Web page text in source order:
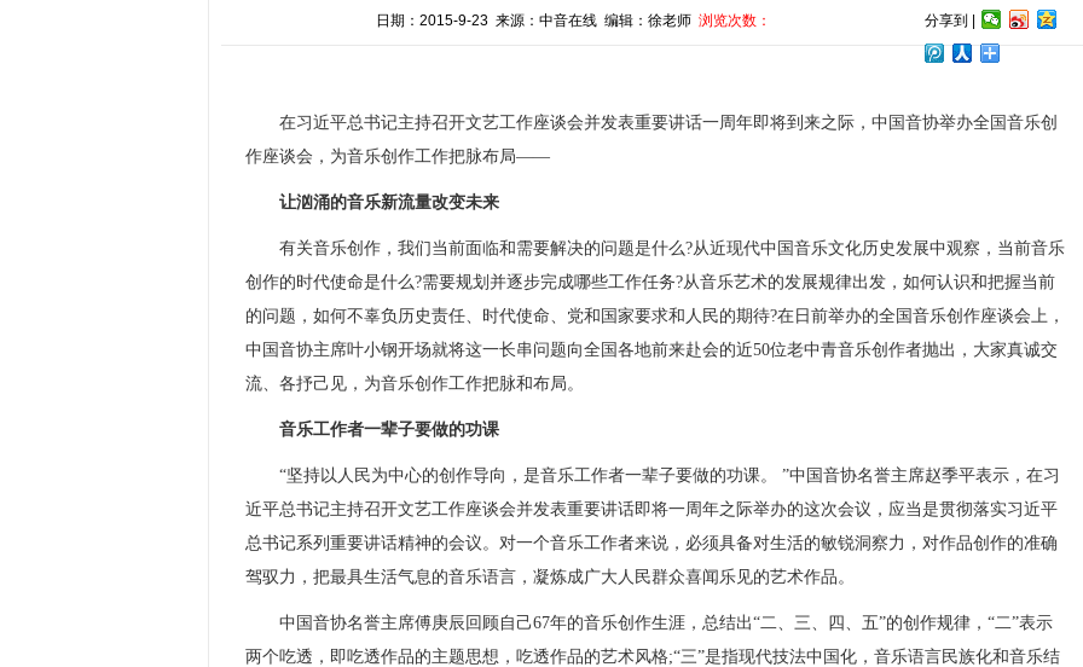
分享到 |
日期：2015-9-23 来源：中音在线 编辑：徐老师 浏览次数：
在习近平总书记主持召开文艺工作座谈会并发表重要讲话一周年即将到来之际，中国音协举办全国音乐创
作座谈会，为音乐创作工作把脉布局——
让汹涌的音乐新流量改变未来
有关音乐创作，我们当前面临和需要解决的问题是什么?从近现代中国音乐文化历史发展中观察，当前音乐
创作的时代使命是什么?需要规划并逐步完成哪些工作任务?从音乐艺术的发展规律出发，如何认识和把握当前
的问题，如何不辜负历史责任、时代使命、党和国家要求和人民的期待?在日前举办的全国音乐创作座谈会上，
中国音协主席叶小钢开场就将这一长串问题向全国各地前来赴会的近50位老中青音乐创作者抛出，大家真诚交
流、各抒己见，为音乐创作工作把脉和布局。
音乐工作者一辈子要做的功课
“坚持以人民为中心的创作导向，是音乐工作者一辈子要做的功课。 ”中国音协名誉主席赵季平表示，在习
近平总书记主持召开文艺工作座谈会并发表重要讲话即将一周年之际举办的这次会议，应当是贯彻落实习近平
总书记系列重要讲话精神的会议。对一个音乐工作者来说，必须具备对生活的敏锐洞察力，对作品创作的准确
驾驭力，把最具生活气息的音乐语言，凝炼成广大人民群众喜闻乐见的艺术作品。
中国音协名誉主席傅庚辰回顾自己67年的音乐创作生涯，总结出“二、三、四、五”的创作规律，“二”表示
两个吃透，即吃透作品的主题思想，吃透作品的艺术风格;“三”是指现代技法中国化，音乐语言民族化和音乐结